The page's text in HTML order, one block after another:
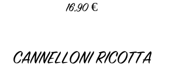
16,90 €
CANNELLONI RICOTTA